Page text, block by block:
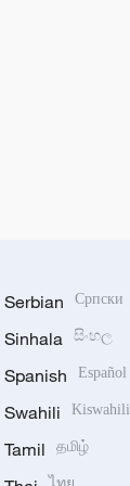
Serbian Српски
Sinhala සිංහල
Spanish Español
Swahili Kiswahili
Tamil தமிழ்